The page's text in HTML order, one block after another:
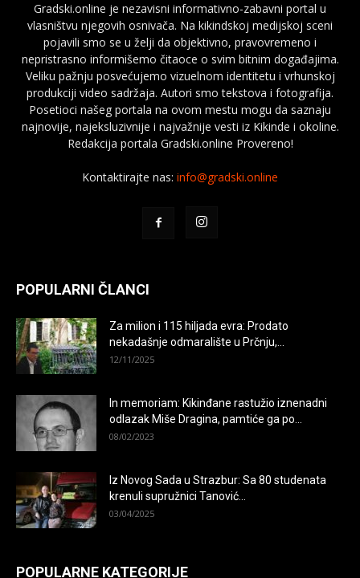
Gradski.online je nezavisni informativno-zabavni portal u
vlasništvu njegovih osnivača. Na kikindskoj medijskoj sceni
pojavili smo se u želji da objektivno, pravovremeno i
nepristrasno informišemo čitaoce o svim bitnim događajima.
Veliku pažnju posvećujemo vizuelnom identitetu i vrhunskoj
produkciji video sadržaja. Autori smo tekstova i fotografija.
Posetioci našeg portala na ovom mestu mogu da saznaju
najnovije, najeksluzivnije i najvažnije vesti iz Kikinde i okoline.
Redakcija portala Gradski.online Provereno!
Kontaktirajte nas: info@gradski.online
POPULARNI ČLANCI
Za milion i 115 hiljada evra: Prodato
nekadašnje odmaralište u Prčnju,...
12/11/2025
In memoriam: Kikinđane rastužio iznenadni
odlazak Miše Dragina, pamtiće ga po...
08/02/2023
Iz Novog Sada u Strazbur: Sa 80 studenata
krenuli supružnici Tanović...
03/04/2025
POPULARNE KATEGORIJE